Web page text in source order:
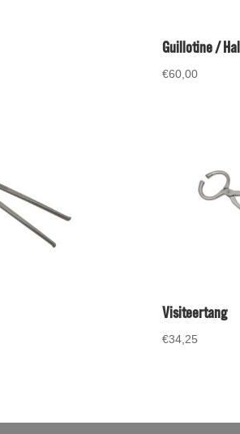
Guillotine /
€60,00
Visiteertang
€34,25